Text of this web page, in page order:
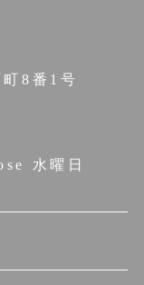
8番1号
水曜日